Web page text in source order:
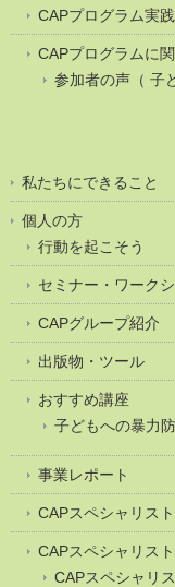
CAPプログラム実
CAPプログラムに
参加者の声（ 子
私たちにできること
個人の方
行動を起こそう
セミナー・ワーク
CAPグループ紹介
出版物・ツール
おすすめ講座
子どもへの暴力
事業レポート
CAPスペシャリス
CAPスペシャリス
CAPスペシャリ